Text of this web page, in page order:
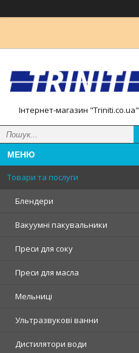
Інтернет-магазин "Triniti.co.ua"
Товари та послуги
Блендери
Вакуумні пакувальники
Преси для соку
Преси для масла
Мельниці
Ультразвукові ванни
Дистилятори води